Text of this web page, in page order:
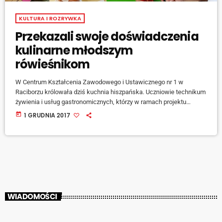
KULTURA I ROZRYWKA
Przekazali swoje doświadczenia
kulinarne młodszym
rówieśnikom
W Centrum Kształcenia Zawodowego i Ustawicznego nr 1 w
Raciborzu królowała dziś kuchnia hiszpańska. Uczniowie technikum
żywienia i usług gastronomicznych, którzy w ramach projektu
„Erasmus” przebywali na miesięcznej praktyce zawodowej w
today 1 GRUDNIA 2017
WIADOMOŚCI